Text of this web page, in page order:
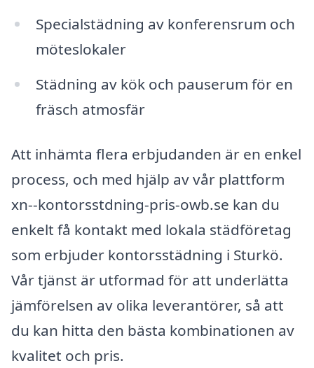
Specialstädning av konferensrum och
möteslokaler
Städning av kök och pauserum för en
fräsch atmosfär
Att inhämta flera erbjudanden är en enkel
process, och med hjälp av vår plattform
xn--kontorsstdning-pris-owb.se kan du
enkelt få kontakt med lokala städföretag
som erbjuder kontorsstädning i Sturkö.
Vår tjänst är utformad för att underlätta
jämförelsen av olika leverantörer, så att
du kan hitta den bästa kombinationen av
kvalitet och pris.